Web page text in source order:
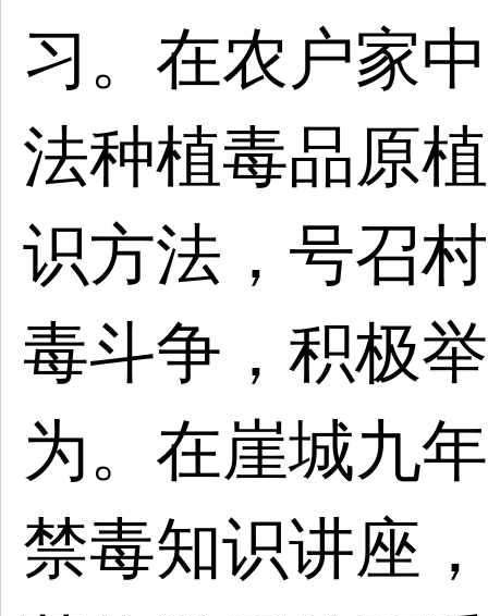
习。在农户家
法种植毒品原
识方法，号召
毒斗争，积极
为。在崖城九
禁毒知识讲座